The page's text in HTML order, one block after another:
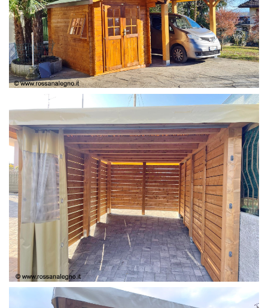
CASETTA E COPERTURA AUTO